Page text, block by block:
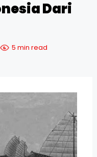
Dari
5 min read